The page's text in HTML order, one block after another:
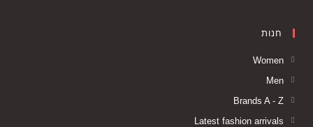
חנות
Women
Men
Brands A - Z
Latest fashion arrivals